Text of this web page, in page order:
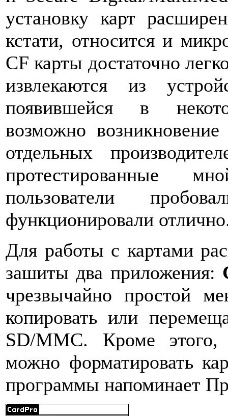
установку карт
кстати, относится и
CF карты достаточно
извлекаются из
появившейся в
возможно
отдельных
протестированные
пользователи
функционировали
Для работы с картами
зашиты два приложения:
чрезвычайно простой
копировать или
SD/MMC. Кроме
можно форматировать
программы напоминает